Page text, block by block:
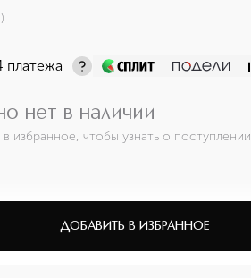
)
платежа
нет в наличии
избранное, чтобы узнать о поступлении
ДОБАВИТЬ В ИЗБРАННОЕ